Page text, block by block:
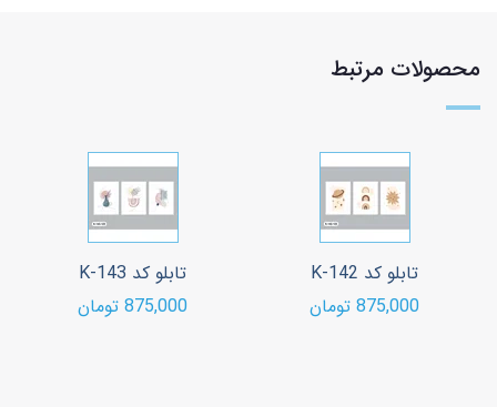
محصولات مرتبط
تابلو کد K-142
875,000 تومان
تابلو کد K-143
875,000 تومان